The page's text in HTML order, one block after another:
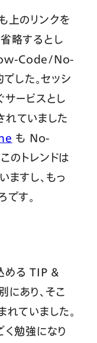
上のリンクを
略するとし
Code/No-
した。セッシ
サービスとし
ていました
も No-
のトレンドは
ますし、もっ
す。
める TIP &
にあり、そこ
ていました。
く勉強になり